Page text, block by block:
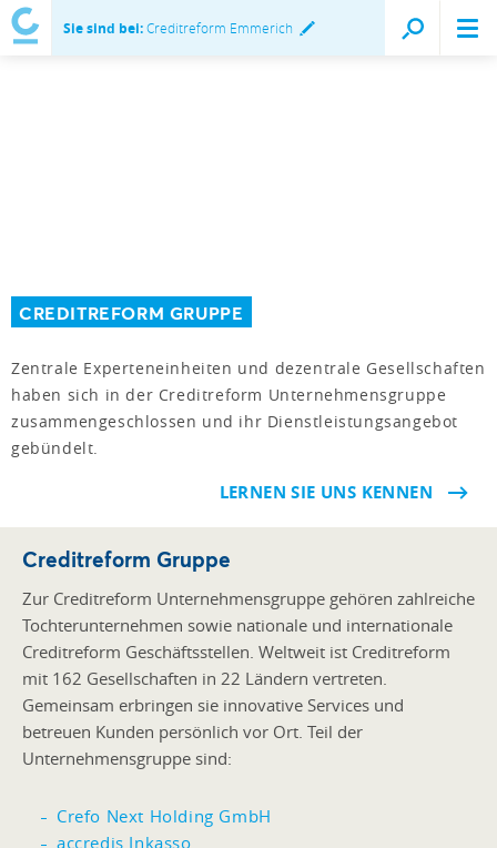
Sie sind bei:Creditreform Emmerich
CREDITREFORM GRUPPE
Zentrale Experteneinheiten und dezentrale Gesellschaften
haben sich in der Creditreform Unternehmensgruppe
zusammengeschlossen und ihr Dienstleistungsangebot
gebündelt.
LERNEN SIE UNS KENNEN
Creditreform Gruppe
Zur Creditreform Unternehmensgruppe gehören zahlreiche
Tochterunternehmen sowie nationale und internationale
Creditreform Geschäftsstellen. Weltweit ist Creditreform
mit 162 Gesellschaften in 22 Ländern vertreten.
Gemeinsam erbringen sie innovative Services und
betreuen Kunden persönlich vor Ort. Teil der
Unternehmensgruppe sind:
Crefo Next Holding GmbH
accredis Inkasso